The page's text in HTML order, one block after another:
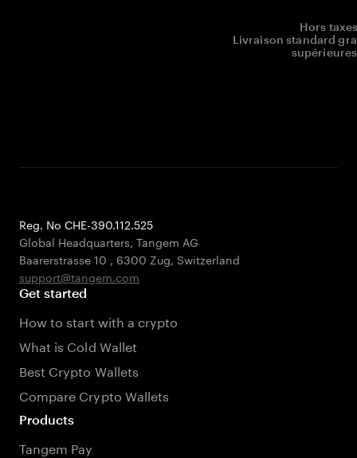
Hors
Livraison standard
Reg. No CHE-390.112.525
Global Headquarters, Tangem AG
Baarerstrasse 10 , 6300 Zug, Switzerland
support@tangem.com
Get started
How to start with a crypto
What is Cold Wallet
Best Crypto Wallets
Compare Crypto Wallets
Products
Tangem Pay